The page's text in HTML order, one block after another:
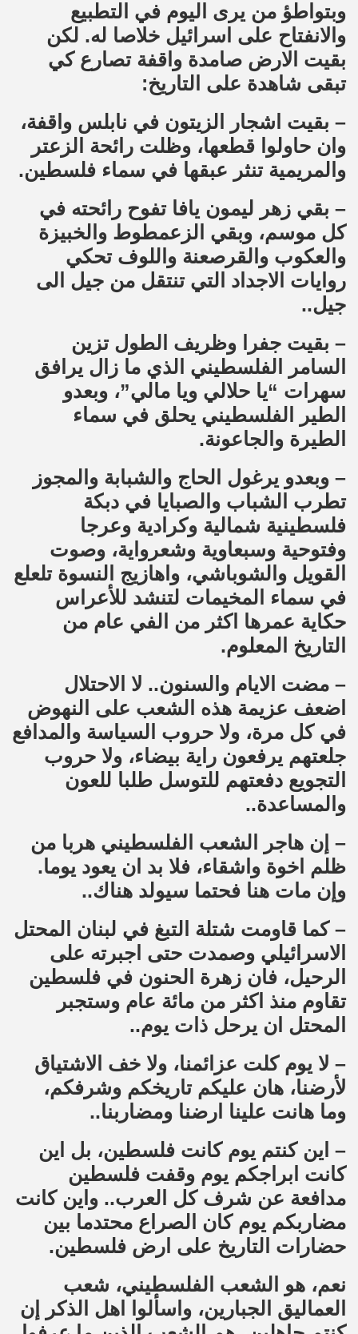
وبتواطؤ من يرى اليوم في التطبيع
والانفتاح على اسرائيل خلاصا له. لكن
بقيت الارض صامدة واقفة تصارع كي
تبقى شاهدة على التاريخ:
– بقيت اشجار الزيتون في نابلس واقفة،
وان حاولوا قطعها، وظلت رائحة الزعتر
والمريمية تنثر عبقها في سماء فلسطين.
– بقي زهر ليمون يافا تفوح رائحته في
كل موسم، وبقي الزعمطوط والخبيزة
والعكوب والقرصعنة واللوف تحكي
روايات الاجداد التي تنتقل من جيل الى
جيل..
– بقيت جفرا وظريف الطول تزين
السامر الفلسطيني الذي ما زال يرافق
سهرات “يا حلالي ويا مالي”، وبعدو
الطير الفلسطيني يحلق في سماء
الطيرة والجاعونة.
– وبعدو يرغول الحاج والشبابة والمجوز
تطرب الشباب والصبايا في دبكة
فلسطينية شمالية وكرادية وعرجا
وفتوحية وسبعاوية وشعرواية، وصوت
القويل والشوباشي، واهازيج النسوة تلعلع
في سماء المخيمات لتنشد للأعراس
حكاية عمرها اكثر من الفي عام من
التاريخ المعلوم.
– مضت الايام والسنون.. لا الاحتلال
اضعف عزيمة هذه الشعب على النهوض
في كل مرة، ولا حروب السياسة والمدافع
جلعتهم يرفعون راية بيضاء، ولا حروب
التجويع دفعتهم للتوسل طلبا للعون
والمساعدة..
– إن هاجر الشعب الفلسطيني هربا من
ظلم اخوة واشقاء، فلا بد ان يعود يوما.
وإن مات هنا فحتما سيولد هناك..
– كما قاومت شتلة التبغ في لبنان المحتل
الاسرائيلي وصمدت حتى اجبرته على
الرحيل، فان زهرة الحنون في فلسطين
تقاوم منذ اكثر من مائة عام وستجبر
المحتل ان يرحل ذات يوم..
– لا يوم كلت عزائمنا، ولا خف الاشتياق
لأرضنا، هان عليكم تاريخكم وشرفكم،
وما هانت علينا ارضنا ومضاربنا..
– اين كنتم يوم كانت فلسطين، بل اين
كانت ابراجكم يوم وقفت فلسطين
مدافعة عن شرف كل العرب.. واين كانت
مضاربكم يوم كان الصراع محتدما بين
حضارات التاريخ على ارض فلسطين.
نعم، هو الشعب الفلسطيني، شعب
العماليق الجبارين، واسألوا اهل الذكر إن